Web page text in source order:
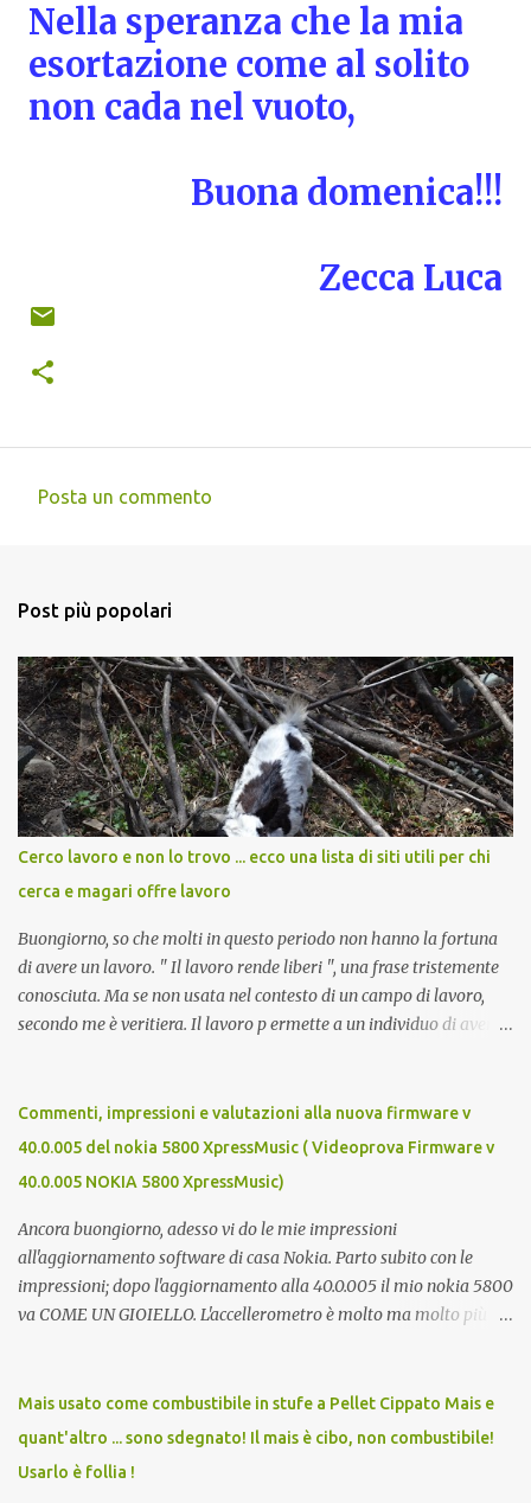
Nella speranza che la mia
esortazione come al solito
non cada nel vuoto,
Buona domenica!!!
Zecca Luca
m
e
n
t
i
Posta un commento
Post più popolari
Cerco lavoro e non lo trovo ... ecco una lista di siti utili per chi
cerca e magari offre lavoro
Buongiorno, so che molti in questo periodo non hanno la fortuna
di avere un lavoro. " Il lavoro rende liberi ", una frase tristemente
conosciuta. Ma se non usata nel contesto di un campo di lavoro,
secondo me è veritiera. Il lavoro p ermette a un individuo di avere
libertà. Mi auguro dunque questo elenco possa essere d'aiuto.
Buona fortuna a tutti e buona giornata, Luca Zecca Jooble Trovit
CercoLavoro.com Motore Lavoro Subito.it (Sezione OFFERTE DI
LAVORO) Info Jobs
Commenti, impressioni e valutazioni alla nuova firmware v
40.0.005 del nokia 5800 XpressMusic ( Videoprova Firmware v
40.0.005 NOKIA 5800 XpressMusic)
Ancora buongiorno, adesso vi do le mie impressioni
all'aggiornamento software di casa Nokia. Parto subito con le
impressioni; dopo l'aggiornamento alla 40.0.005 il mio nokia 5800
va COME UN GIOIELLO. L'accellerometro è molto ma molto più
possono aggiungere più foto di persone e quindi più contatti
direttamente sulla home. Parere totalemente positivo,
allora un video del nokia aggiornato... Buona visione e ancora
Mais usato come combustibile in stufe a Pellet Cippato Mais e
quant'altro ... sono sdegnato! Il mais è cibo, non combustibile!
Usarlo è follia !